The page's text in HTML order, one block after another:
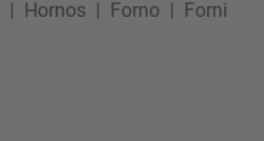
| Hornos | Forno | Forni